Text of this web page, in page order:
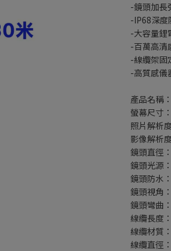
-鏡頭加長
-IP68深度
-大容量鋰
-百萬高清
-線纜架固
-高質感儀
產品名稱
螢幕尺寸
照片解析
影像解析
鏡頭直徑
鏡頭光源
鏡頭防水
鏡頭視角
鏡頭彎曲
線纜長度
線纜材質
線纜直徑